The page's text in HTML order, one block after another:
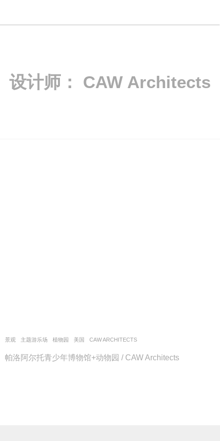
设计师： CAW Architects
景观 主题游乐场 ,植物园 美国 CAW ARCHITECTS
帕洛阿尔托青少年博物馆+动物园 / CAW Architects